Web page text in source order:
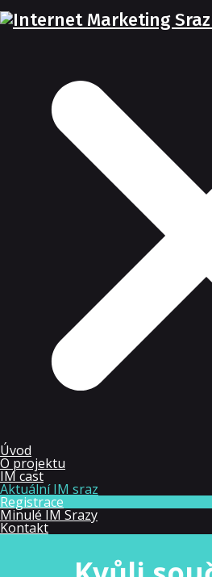
Úvod
O projektu
IM cast
Aktuální IM sraz
Registrace
Minulé IM Srazy
Kontakt